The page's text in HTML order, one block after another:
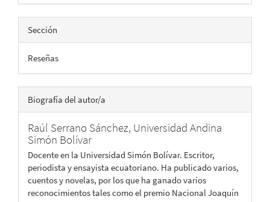
Sección
Reseñas
Biografía del autor/a
Raúl Serrano Sánchez, Universidad Andina
Simón Bolívar
Docente en la Universidad Simón Bolívar. Escritor,
periodista y ensayista ecuatoriano. Ha publicado varios,
cuentos y novelas, por los que ha ganado varios
reconocimientos tales como el premio Nacional Joaquín